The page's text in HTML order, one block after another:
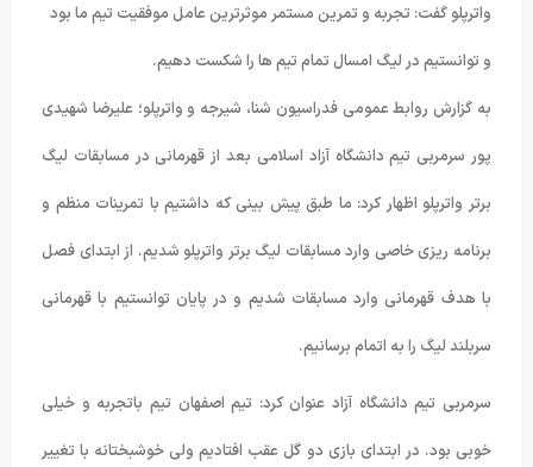
واترپلو گفت: تجربه و تمرین مستمر موثرترین عامل موفقیت تیم ما بود
و توانستیم در لیگ امسال تمام تیم ها را شکست دهیم.
به گزارش روابط عمومی فدراسیون شنا، شیرجه و واترپلو؛ علیرضا شهیدی
پور سرمربی تیم دانشگاه آزاد اسلامی بعد از قهرمانی در مسابقات لیگ
برتر واترپلو اظهار کرد: ما طبق پیش بینی که داشتیم با تمرینات منظم و
برنامه ریزی خاصی وارد مسابقات لیگ برتر واترپلو شدیم. از ابتدای فصل
با هدف قهرمانی وارد مسابقات شدیم و در پایان توانستیم با قهرمانی
سربلند لیگ را به اتمام برسانیم.
سرمربی تیم دانشگاه آزاد عنوان کرد: تیم اصفهان تیم باتجربه و خیلی
خوبی بود. در ابتدای بازی دو گل عقب افتادیم ولی خوشبختانه با تغییر